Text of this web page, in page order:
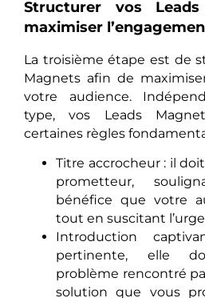
Structurer vos
maximiser
La troisième étape est de
Magnets afin de
votre audience.
type, vos Leads
certaines règles
Titre accrocheur : il
prometteur,
bénéfice que votre
tout en suscitant
Introduction
pertinente, elle
problème rencontré
solution que vous